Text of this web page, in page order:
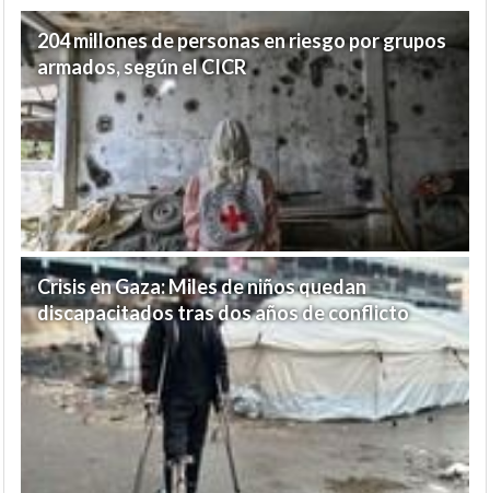
204 millones de personas en riesgo por grupos
armados, según el CICR
Crisis en Gaza: Miles de niños quedan
discapacitados tras dos años de conflicto